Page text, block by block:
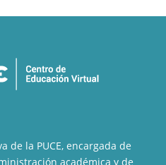
de la PUCE, encargada de
académica y de